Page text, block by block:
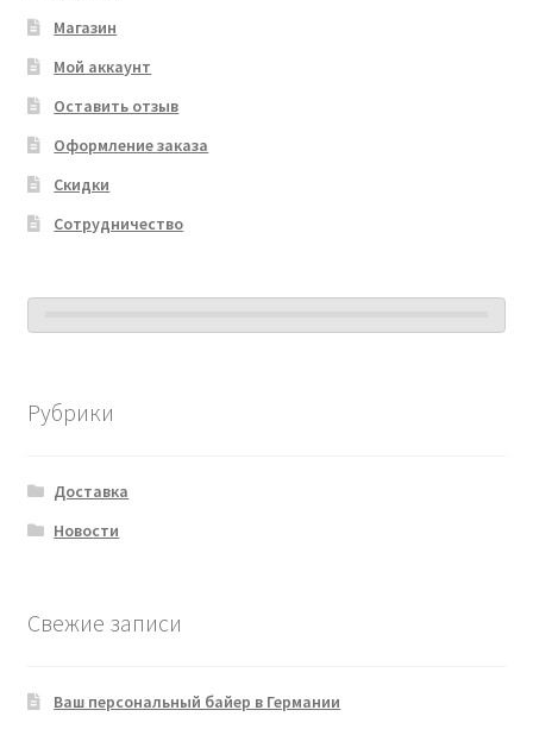
Магазин
Мой аккаунт
Оставить отзыв
Оформление заказа
Скидки
Сотрудничество
Рубрики
Доставка
Новости
Свежие записи
Ваш персональный байер в Германии